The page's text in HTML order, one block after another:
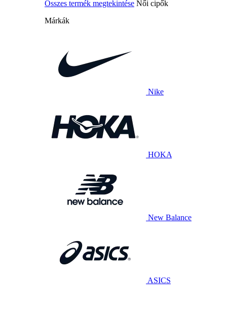
Összes termék megtekintése Női cipők
Márkák
Nike
HOKA
New Balance
ASICS